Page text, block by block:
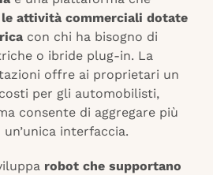
attività commerciali dotate
con chi ha bisogno di
o ibride plug-in. La
offre ai proprietari un
per gli automobilisti,
consente di aggregare più
interfaccia.
robot che supportano